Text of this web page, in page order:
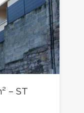
– ST